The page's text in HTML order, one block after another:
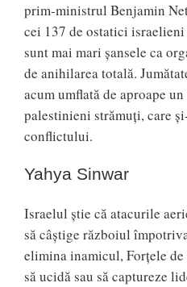
prim-ministrul Benjamin
cei 137 de ostatici
sunt mai mari șansele ca
de anihilarea totală.
acum umflată de aproape
palestinieni strămuți, care
conflictului.
Yahya Sinwar
Israelul știe că atacurile
să câștige războiul
elimina inamicul, Forțele
să ucidă sau să captureze